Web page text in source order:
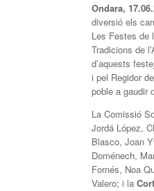
Ondara,
diversió els
Les Festes de
Tradicions de
d’aquests
i pel Regidor
poble a gaudir
La Comissió
Jordá López,
Blasco, Joan
Doménech,
Fornés, Noa
Valero; i la